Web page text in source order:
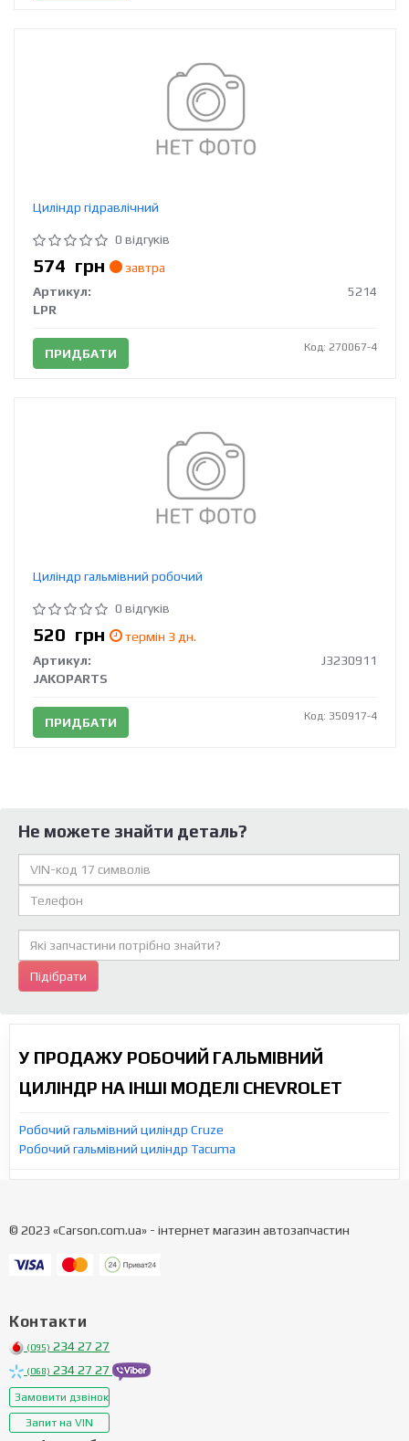
Циліндр гідравлічний
0 відгуків
574 грн
завтра
Артикул:
5214
LPR
ПРИДБАТИ Код: 270067-4
Циліндр гальмівний робочий
0 відгуків
520 грн
термін 3 дн.
Артикул:
J3230911
JAKOPARTS
ПРИДБАТИ Код: 350917-4
Не можете знайти деталь?
Підібрати
У ПРОДАЖУ РОБОЧИЙ ГАЛЬМІВНИЙ
ЦИЛІНДР НА ІНШІ МОДЕЛІ CHEVROLET
Робочий гальмівний циліндр Cruze
Робочий гальмівний циліндр Tacuma
© 2023 «Carson.com.ua» - інтернет магазин автозапчастин
Контакти
(095) 234 27 27
(068) 234 27 27
Замовити дзвінок
Запит на VIN